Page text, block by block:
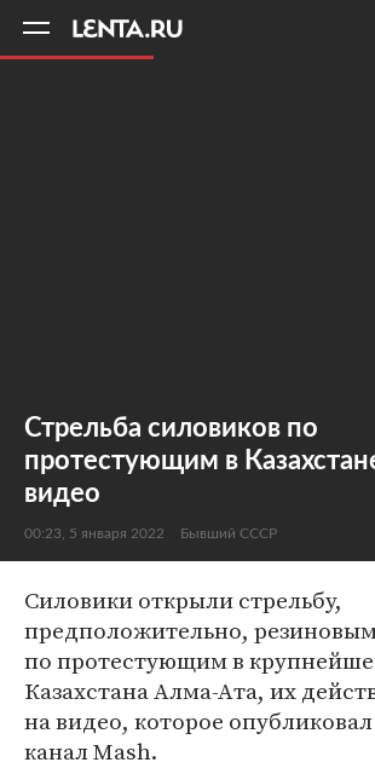
Стрельба силовиков по
протестующим в
видео
00:23, 5 января 2022 Бывший СССР
Cиловики открыли стрельбу,
предположительно,
по протестующим в
Казахстана Алма-Ата, их
на видео, которое опубликовал
канал Mash.